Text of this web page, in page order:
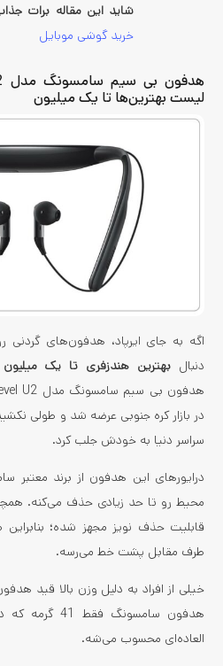
شاید این مقاله برات
خرید گوشی موبایل
لیست بهترین‌ها تا یک میلیون
اگه به جای ایرپاد، هدفون‌های
دنبال بهترین هندزفری تا یک میلیون
در بازار کره جنوبی عرضه شد و طولی
سراسر دنیا به خودش جلب کرد.
محیط رو تا حد زیادی حذف می‌کنه.
قابلیت حذف نویز مجهز شده؛
طرف مقابل پشت خط می‌رسه.
خیلی از افراد به دلیل وزن بالا قید
هدفون سامسونگ
العاده‌ای محسوب می‌شه.